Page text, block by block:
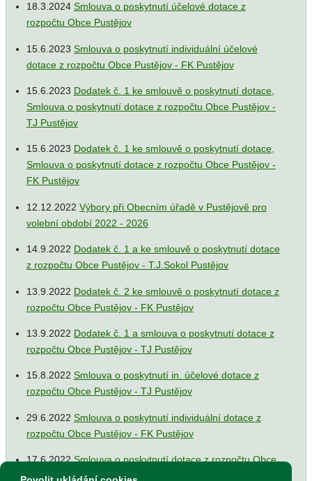
18.3.2024 Smlouva o poskytnutí účelové dotace z
rozpočtu Obce Pustějov
15.6.2023 Smlouva o poskytnutí individuální účelové
dotace z rozpočtu Obce Pustějov - FK Pustějov
15.6.2023 Dodatek č. 1 ke smlouvě o poskytnutí dotace,
Smlouva o poskytnutí dotace z rozpočtu Obce Pustějov -
TJ Pustějov
15.6.2023 Dodatek č. 1 ke smlouvě o poskytnutí dotace,
Smlouva o poskytnutí dotace z rozpočtu Obce Pustějov -
FK Pustějov
12.12.2022 Výbory při Obecním úřadě v Pustějově pro
volební období 2022 - 2026
14.9.2022 Dodatek č. 1 a ke smlouvě o poskytnutí dotace
z rozpočtu Obce Pustějov - T.J.Sokol Pustějov
13.9.2022 Dodatek č. 2 ke smlouvě o poskytnutí dotace z
rozpočtu Obce Pustějov - FK Pustějov
13.9.2022 Dodatek č. 1 a smlouva o poskytnutí dotace z
rozpočtu Obce Pustějov - TJ Pustějov
15.8.2022 Smlouva o poskytnutí in. účelové dotace z
rozpočtu Obce Pustějov - TJ Pustějov
29.6.2022 Smlouva o poskytnutí individuální dotace z
rozpočtu Obce Pustějov - FK Pustějov
17.6.2022 Smlouva o poskytnutí dotace z rozpočtu Obce
Pustějov - Římskokatolická farnost Pustějov